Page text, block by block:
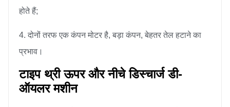
होते हैं;
4. दोनों तरफ एक कंपन मोटर है, बड़ा कंपन, बेहतर तेल हटाने का
प्रभाव।
टाइप थ्री ऊपर और नीचे डिस्चार्ज डी-
ऑयलर मशीन